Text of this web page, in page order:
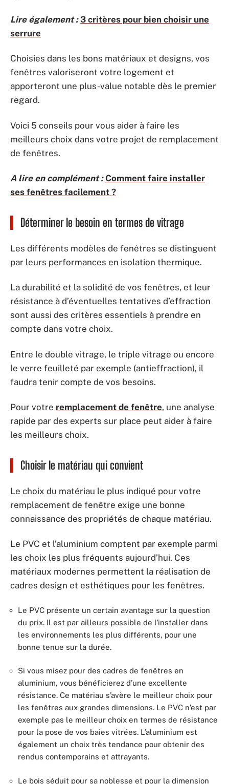
Lire également : 3 critères pour bien choisir une
serrure
Choisies dans les bons matériaux et designs, vos
fenêtres valoriseront votre logement et
apporteront une plus-value notable dès le premier
regard.
Voici 5 conseils pour vous aider à faire les
meilleurs choix dans votre projet de remplacement
de fenêtres.
A lire en complément : Comment faire installer
ses fenêtres facilement ?
Déterminer le besoin en termes de vitrage
Les différents modèles de fenêtres se distinguent
par leurs performances en isolation thermique.
La durabilité et la solidité de vos fenêtres, et leur
résistance à d’éventuelles tentatives d’effraction
sont aussi des critères essentiels à prendre en
compte dans votre choix.
Entre le double vitrage, le triple vitrage ou encore
le verre feuilleté par exemple (antieffraction), il
faudra tenir compte de vos besoins.
Pour votre remplacement de fenêtre, une analyse
rapide par des experts sur place peut aider à faire
les meilleurs choix.
Choisir le matériau qui convient
Le choix du matériau le plus indiqué pour votre
remplacement de fenêtre exige une bonne
connaissance des propriétés de chaque matériau.
Le PVC et l’aluminium comptent par exemple parmi
les choix les plus fréquents aujourd’hui. Ces
matériaux modernes permettent la réalisation de
cadres design et esthétiques pour les fenêtres.
Le PVC présente un certain avantage sur la question
du prix. Il est par ailleurs possible de l’installer dans
les environnements les plus différents, pour une
bonne tenue sur la durée.
Si vous misez pour des cadres de fenêtres en
aluminium, vous bénéficierez d’une excellente
résistance. Ce matériau s’avère le meilleur choix pour
les fenêtres aux grandes dimensions. Le PVC n’est par
exemple pas le meilleur choix en termes de résistance
pour la pose de vos baies vitrées. L’aluminium est
également un choix très tendance pour obtenir des
rendus contemporains et attrayants.
Le bois séduit pour sa noblesse et pour la dimension